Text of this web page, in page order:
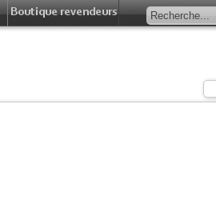
Boutique revendeurs